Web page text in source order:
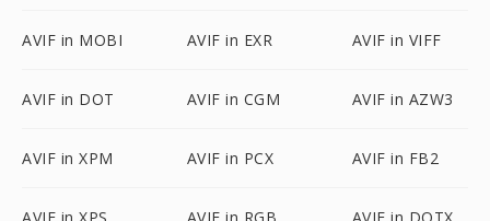
AVIF in MOBI AVIF in EXR AVIF in VIFF
AVIF in DOT AVIF in CGM AVIF in AZW3
AVIF in XPM AVIF in PCX AVIF in FB2